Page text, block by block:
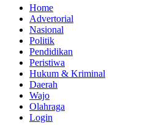
Home
Advertorial
Nasional
Politik
Pendidikan
Peristiwa
Hukum & Kriminal
Daerah
Wajo
Olahraga
Login